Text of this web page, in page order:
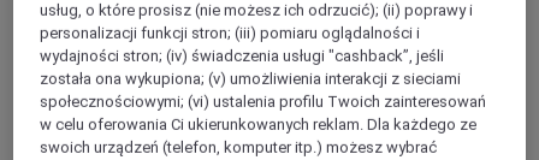
usług, o które prosisz (nie możesz ich odrzucić); (ii) poprawy i
personalizacji funkcji stron; (iii) pomiaru oglądalności i
wydajności stron; (iv) świadczenia usługi "cashback”, jeśli
została ona wykupiona; (v) umożliwienia interakcji z sieciami
społecznościowymi; (vi) ustalenia profilu Twoich zainteresowań
w celu oferowania Ci ukierunkowanych reklam. Dla każdego ze
swoich urządzeń (telefon, komputer itp.) możesz wybrać